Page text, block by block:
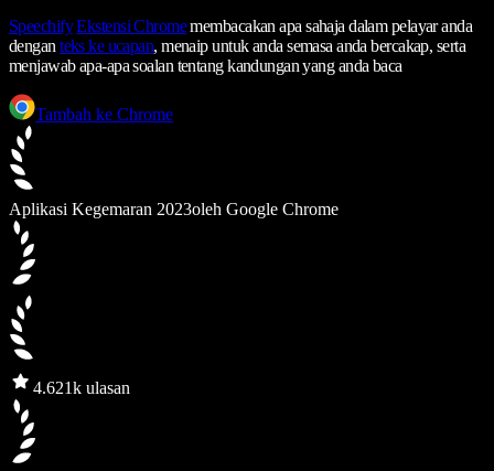
Speechify Ekstensi Chromemembacakan apa sahaja dalam pelayar anda
denganteks ke ucapan, menaip untuk anda semasa anda bercakap, serta
menjawab apa-apa soalan tentang kandungan yang anda baca
Tambah ke Chrome
Aplikasi Kegemaran 2023oleh Google Chrome
4.621k ulasan